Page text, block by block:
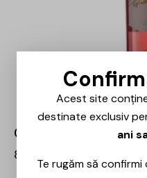
Crama Histria –
83,00
Acest site
destinate exclusiv
ani
Te rugăm să